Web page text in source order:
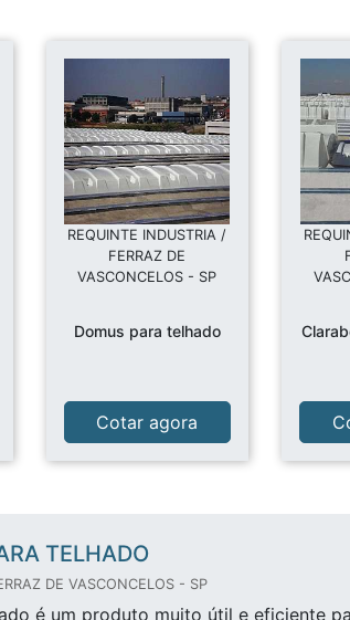
REQUINTE INDUSTRIA /
FERRAZ DE
VASCONCELOS - SP
Domus para telhado
Cotar agora
TELHADO
DE VASCONCELOS - SP
é um produto muito útil e eficiente